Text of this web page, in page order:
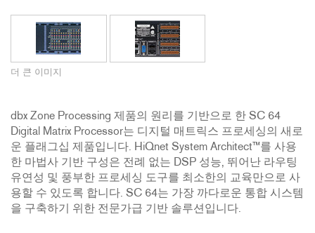
더 큰 이미지
dbx Zone Processing 제품의 원리를 기반으로 한 SC 64
Digital Matrix Processor는 디지털 매트릭스 프로세싱의 새로
운 플래그십 제품입니다. HiQnet System Architect™를 사용
한 마법사 기반 구성은 전례 없는 DSP 성능, 뛰어난 라우팅
유연성 및 풍부한 프로세싱 도구를 최소한의 교육만으로 사
용할 수 있도록 합니다. SC 64는 가장 까다로운 통합 시스템
을 구축하기 위한 전문가급 기반 솔루션입니다.